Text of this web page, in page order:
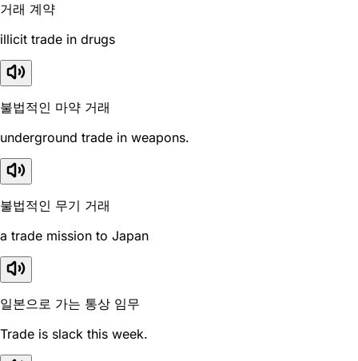
거래 계약
illicit trade in drugs
불법적인 마약 거래
underground trade in weapons.
불법적인 무기 거래
a trade mission to Japan
일본으로 가는 통상 임무
Trade is slack this week.